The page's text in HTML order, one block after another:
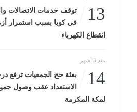
13
توقف خدمات الاتصالات
فى كوبا بسبب استمرار
انقطاع الكهرباء
منذ 3 أشهر
14
بعثة حج الجمعيات ترفع
الاستعداد عقب وصول
لمكة المكرمة